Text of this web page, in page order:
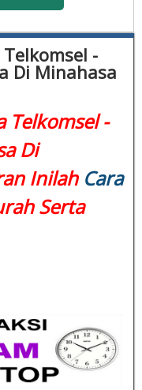
-
Di Minahasa
Telkomsel -
Di
Inilah Cara
Serta